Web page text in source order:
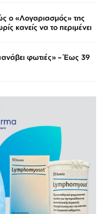
ο «Λογαριασμός» της
κανείς να το περιμένει
φωτιές» – Έως 39